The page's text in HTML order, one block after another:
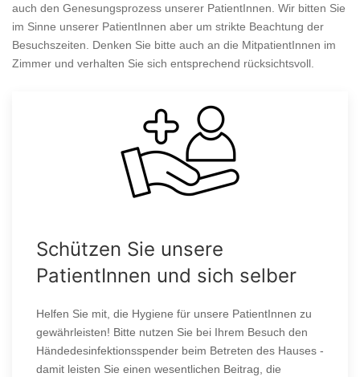
auch den Genesungsprozess unserer PatientInnen. Wir bitten Sie
im Sinne unserer PatientInnen aber um strikte Beachtung der
Besuchszeiten. Denken Sie bitte auch an die MitpatientInnen im
Zimmer und verhalten Sie sich entsprechend rücksichtsvoll.
Schützen Sie unsere
PatientInnen und sich selber
Helfen Sie mit, die Hygiene für unsere PatientInnen zu
gewährleisten! Bitte nutzen Sie bei Ihrem Besuch den
Händedesinfektionsspender beim Betreten des Hauses -
damit leisten Sie einen wesentlichen Beitrag, die